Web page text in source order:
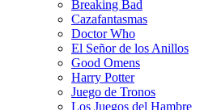
Breaking Bad
Cazafantasmas
Doctor Who
El Señor de los Anillos
Good Omens
Harry Potter
Juego de Tronos
Los Juegos del Hambre